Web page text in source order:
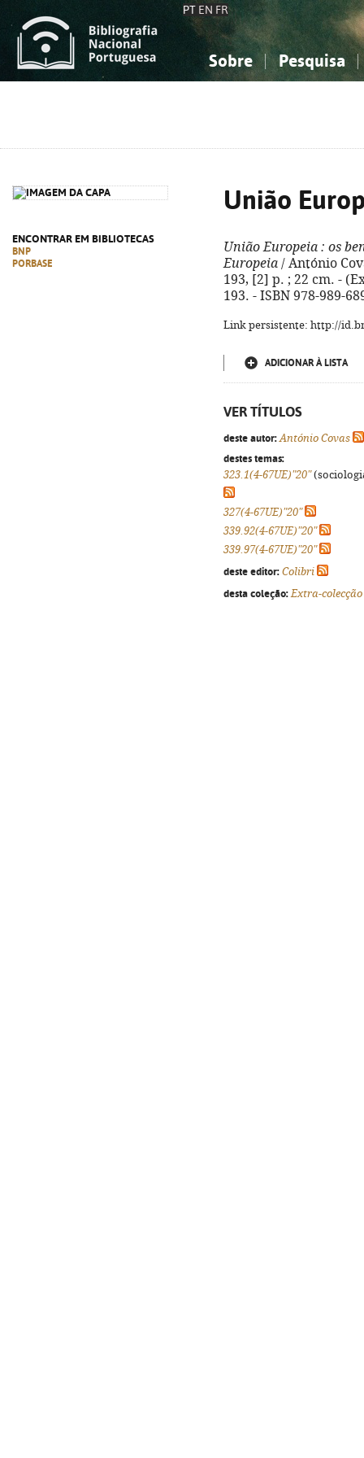
PT EN FR
Sobre Pesquisa
ENCONTRAR EM BIBLIOTECAS
BNP
PORBASE
União
União Europeia : os
Europeia / António
193, [2] p. ; 22 cm. -
193. - ISBN 978-989-
Link persistente: http://
ADICIONAR À LISTA
VER TÍTULOS
deste autor: António Covas
destes temas:
323.1(4-67UE)"20"
327(4-67UE)"20"
339.92(4-67UE)"20"
339.97(4-67UE)"20"
deste editor: Colibri
desta coleção: Extra-colecção